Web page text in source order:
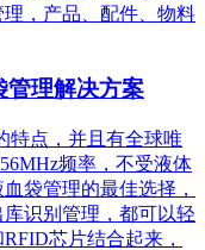
，产品、配件、物料
管理解决方案
特点，并且有全球唯
频率，不受液体
袋管理的最佳选择，
识别管理，都可以轻
芯片结合起来，